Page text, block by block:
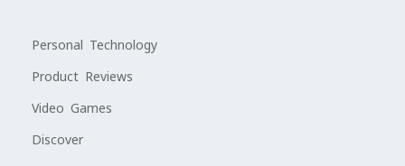
Personal Technology
Product Reviews
Video Games
Discover